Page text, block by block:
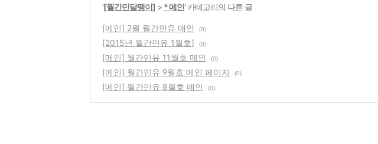
'[월간민달팽이] > * 메인' 카테고리의 다른 글
[메인] 2월 월간민유 메인 (0)
[2015년 월간민유 1월호] (0)
[메인] 월간민유 11월호 메인 (0)
[메인] 월간민유 9월호 메인 페이지 (0)
[메인] 월간민유 8월호 메인 (0)